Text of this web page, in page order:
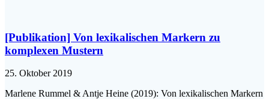
[Publikation] Von lexikalischen Markern zu
komplexen Mustern
25. Oktober 2019
Marlene Rummel & Antje Heine (2019): Von lexikalischen Markern